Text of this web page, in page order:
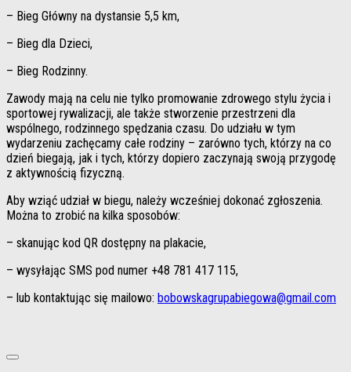
– Bieg Główny na dystansie 5,5 km,
– Bieg dla Dzieci,
– Bieg Rodzinny.
Zawody mają na celu nie tylko promowanie zdrowego stylu życia i
sportowej rywalizacji, ale także stworzenie przestrzeni dla
wspólnego, rodzinnego spędzania czasu. Do udziału w tym
wydarzeniu zachęcamy całe rodziny – zarówno tych, którzy na co
dzień biegają, jak i tych, którzy dopiero zaczynają swoją przygodę
z aktywnością fizyczną.
Aby wziąć udział w biegu, należy wcześniej dokonać zgłoszenia.
Można to zrobić na kilka sposobów:
– skanując kod QR dostępny na plakacie,
– wysyłając SMS pod numer +48 781 417 115,
– lub kontaktując się mailowo: bobowskagrupabiegowa@gmail.com